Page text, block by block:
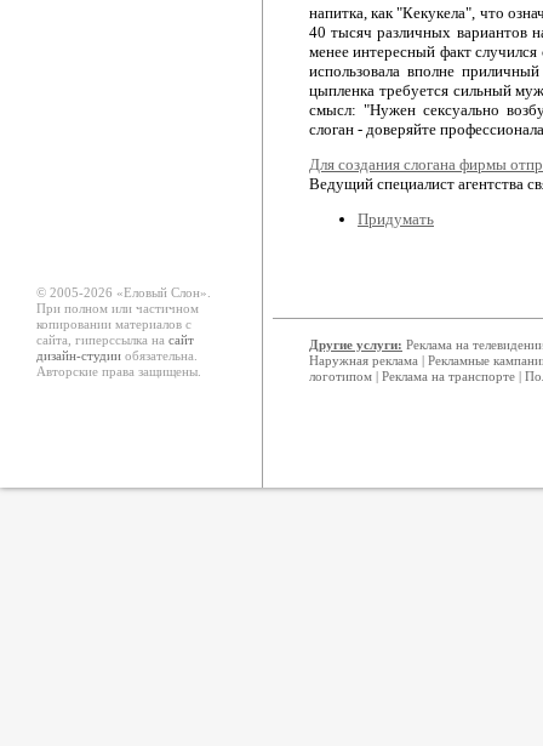
напитка, как "Кекукела", что
40 тысяч различных вариантов
менее интересный факт
использовала вполне
цыпленка требуется сильный
смысл: "Нужен сексуально
слоган - доверяйте
Для создания слогана фирмы
Ведущий специалист агентства
Придумать
© 2005-2026 «Еловый Cлон».
При полном или частичном
копировании материалов с
сайта, гиперссылка на сайт
дизайн-студии обязательна.
Авторские права защищены.
Другие услуги: Реклама на
Наружная реклама | Рекламные
логотипом | Реклама на транспорте |